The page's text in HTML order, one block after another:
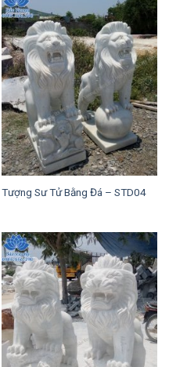
Tượng Sư Tử Bằng Đá – STD04